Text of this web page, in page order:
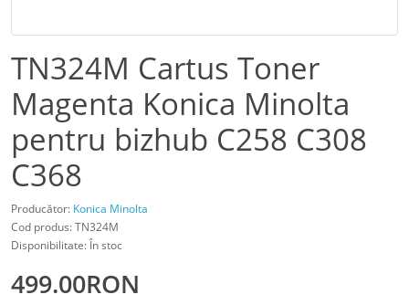
TN324M Cartus Toner
Magenta Konica Minolta
pentru bizhub C258 C308
C368
Producător: Konica Minolta
Cod produs: TN324M
Disponibilitate: În stoc
499.00RON